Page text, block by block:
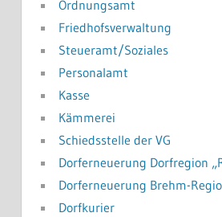
Ordnungsamt
Friedhofsverwaltung
Steueramt/Soziales
Personalamt
Kasse
Kämmerei
Schiedsstelle der VG
Dorferneuerung Dorfregion
Dorferneuerung Brehm-
Dorfkurier